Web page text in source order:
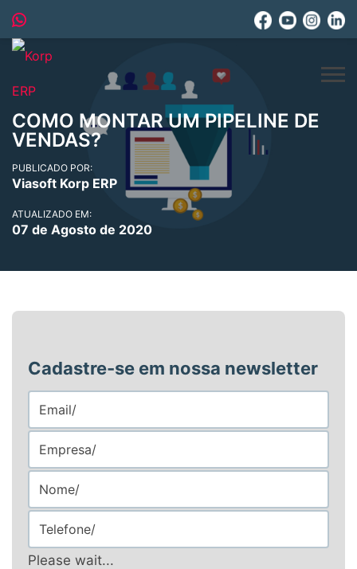
COMO MONTAR UM PIPELINE DE
VENDAS?
PUBLICADO POR:
Viasoft Korp ERP
ATUALIZADO EM:
07 de Agosto de 2020
Cadastre-se em nossa newsletter
Please wait...